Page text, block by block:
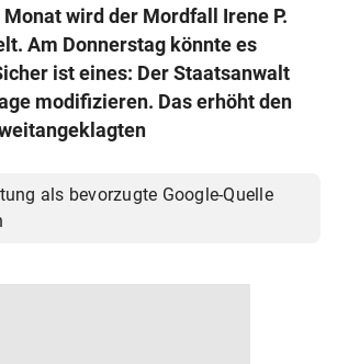
GmbH & Co KG 2026
Wien
wird der Mordfall Irene P.
Am Donnerstag könnte es
ist eines: Der Staatsanwalt
modifizieren. Das erhöht den
als bevorzugte Google-Quelle